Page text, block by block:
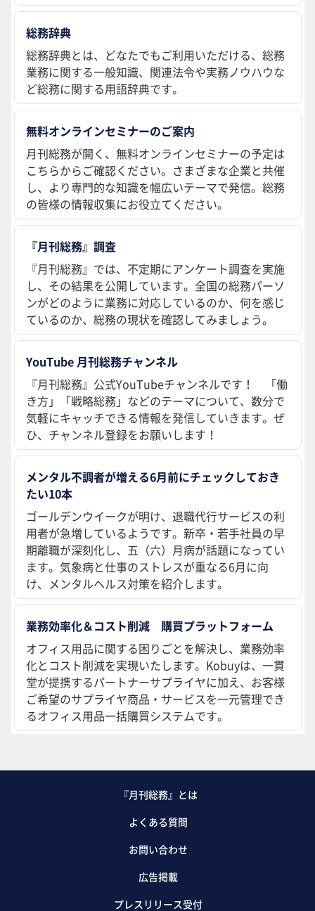
総務辞典
総務辞典とは、どなたでもご利用いただける、総務
業務に関する一般知識、関連法令や実務ノウハウな
ど総務に関する用語辞典です。
無料オンラインセミナーのご案内
月刊総務が開く、無料オンラインセミナーの予定は
こちらからご確認ください。さまざまな企業と共催
し、より専門的な知識を幅広いテーマで発信。総務
の皆様の情報収集にお役立てください。
『月刊総務』調査
『月刊総務』では、不定期にアンケート調査を実施
し、その結果を公開しています。全国の総務パーソ
ンがどのように業務に対応しているのか、何を感じ
ているのか、総務の現状を確認してみましょう。
YouTube 月刊総務チャンネル
『月刊総務』公式YouTubeチャンネルです！ 「働
き方」「戦略総務」などのテーマについて、数分で
気軽にキャッチできる情報を発信していきます。ぜ
ひ、チャンネル登録をお願いします！
メンタル不調者が増える6月前にチェックしておき
たい10本
ゴールデンウイークが明け、退職代行サービスの利
用者が急増しているようです。新卒・若手社員の早
期離職が深刻化し、五（六）月病が話題になってい
ます。気象病と仕事のストレスが重なる6月に向
け、メンタルヘルス対策を紹介します。
業務効率化＆コスト削減 購買プラットフォーム
オフィス用品に関する困りごとを解決し、業務効率
化とコスト削減を実現いたします。Kobuyは、一貫
堂が提携するパートナーサプライヤに加え、お客様
ご希望のサプライヤ商品・サービスを一元管理でき
るオフィス用品一括購買システムです。
『月刊総務』とは
よくある質問
お問い合わせ
広告掲載
プレスリリース受付